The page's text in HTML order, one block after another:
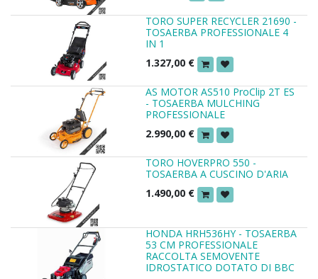
TORO SUPER RECYCLER 21690 -
TOSAERBA PROFESSIONALE 4
IN 1
1.327,00 €
AS MOTOR AS510 ProClip 2T ES
- TOSAERBA MULCHING
PROFESSIONALE
2.990,00 €
TORO HOVERPRO 550 -
TOSAERBA A CUSCINO D'ARIA
1.490,00 €
HONDA HRH536HY - TOSAERBA
53 CM PROFESSIONALE
RACCOLTA SEMOVENTE
IDROSTATICO DOTATO DI BBC